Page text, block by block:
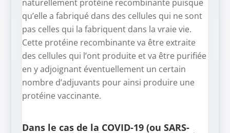
naturellement protéine recombinante puisque
qu’elle a fabriqué dans des cellules qui ne sont
pas celles qui la fabriquent dans la vraie vie.
Cette protéine recombinante va être extraite
des cellules qui l’ont produite et va être purifiée
en y adjoignant éventuellement un certain
nombre d’adjuvants pour ainsi produire une
protéine vaccinante.
Dans le cas de la COVID-19 (ou SARS-